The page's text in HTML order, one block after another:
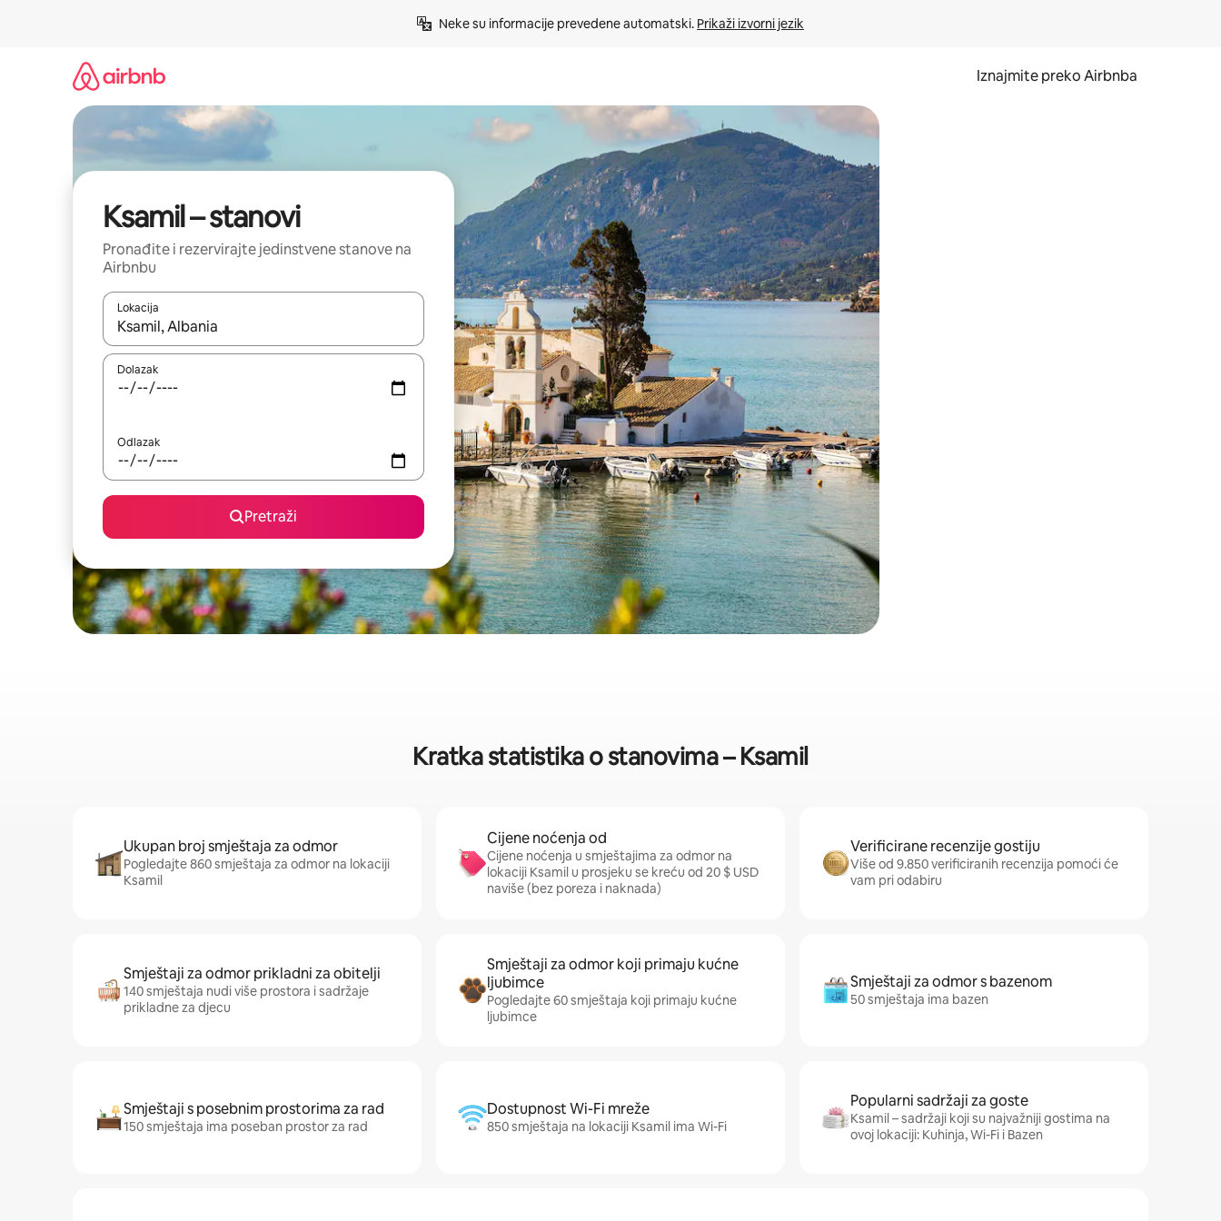
Neke su informacije prevedene automatski. Prikaži izvorni jezik
Iznajmite preko Airbnba
Ksamil – stanovi
Pronađite i rezervirajte jedinstvene stanove na
Airbnbu
Lokacija
Kada budu dostupni rezultati, moći ćete ih pregledati koristeći se strelicama prema gore i prema dolje, kao i dodirom ili prelaskom prstom po zaslonu.
Dolazak
Odlazak
Pretraži
Kratka statistika o stanovima – Ksamil
Ukupan broj smještaja za odmor
Pogledajte 860 smještaja za odmor na lokaciji
Ksamil
Cijene noćenja od
Cijene noćenja u smještajima za odmor na
lokaciji Ksamil u prosjeku se kreću od 20 $ USD
naviše (bez poreza i naknada)
Verificirane recenzije gostiju
Više od 9.850 verificiranih recenzija pomoći će
vam pri odabiru
Smještaji za odmor prikladni za obitelji
140 smještaja nudi više prostora i sadržaje
prikladne za djecu
Smještaji za odmor koji primaju kućne
ljubimce
Pogledajte 60 smještaja koji primaju kućne
ljubimce
Smještaji za odmor s bazenom
50 smještaja ima bazen
Smještaji s posebnim prostorima za rad
150 smještaja ima poseban prostor za rad
Dostupnost Wi-Fi mreže
850 smještaja na lokaciji Ksamil ima Wi-Fi
Popularni sadržaji za goste
Ksamil – sadržaji koji su najvažniji gostima na
ovoj lokaciji: Kuhinja, Wi-Fi i Bazen